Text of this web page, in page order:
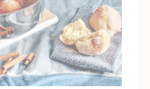
Marmelade
Praktische Küche